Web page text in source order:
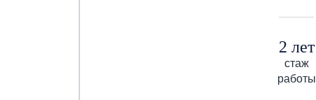
2 лет
стаж
работы